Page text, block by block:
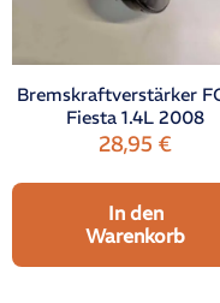
Bremskraftverstärker
Fiesta 1.4L 2008
28,95€
In den
Warenkorb